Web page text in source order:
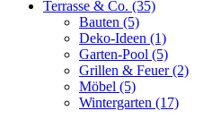
Terrasse & Co. (35)
Bauten (5)
Deko-Ideen (1)
Garten-Pool (5)
Grillen & Feuer(2)
Möbel (5)
Wintergarten (17)